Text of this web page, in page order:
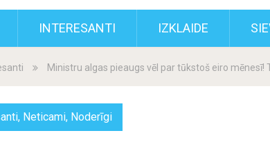
INTERESANTI IZKLAIDE
Ministru algas pieaugs vēl par tūkstoš eiro
, Neticami, Noderīgi